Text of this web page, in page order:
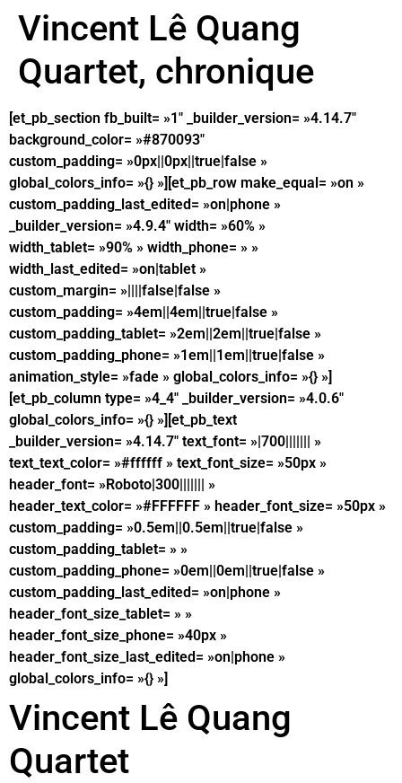
Vincent Lê Quang
Quartet, chronique
[et_pb_section fb_built= »1″ _builder_version= »4.14.7″
background_color= »#870093″
custom_padding= »0px||0px||true|false »
global_colors_info= »{} »][et_pb_row make_equal= »on »
custom_padding_last_edited= »on|phone »
_builder_version= »4.9.4″ width= »60% »
width_tablet= »90% » width_phone= » »
width_last_edited= »on|tablet »
custom_margin= »||||false|false »
custom_padding= »4em||4em||true|false »
custom_padding_tablet= »2em||2em||true|false »
custom_padding_phone= »1em||1em||true|false »
animation_style= »fade » global_colors_info= »{} »]
[et_pb_column type= »4_4″ _builder_version= »4.0.6″
global_colors_info= »{} »][et_pb_text
_builder_version= »4.14.7″ text_font= »|700||||||| »
text_text_color= »#ffffff » text_font_size= »50px »
header_font= »Roboto|300||||||| »
header_text_color= »#FFFFFF » header_font_size= »50px »
custom_padding= »0.5em||0.5em||true|false »
custom_padding_tablet= » »
custom_padding_phone= »0em||0em||true|false »
custom_padding_last_edited= »on|phone »
header_font_size_tablet= » »
header_font_size_phone= »40px »
header_font_size_last_edited= »on|phone »
global_colors_info= »{} »]
Vincent Lê Quang
Quartet